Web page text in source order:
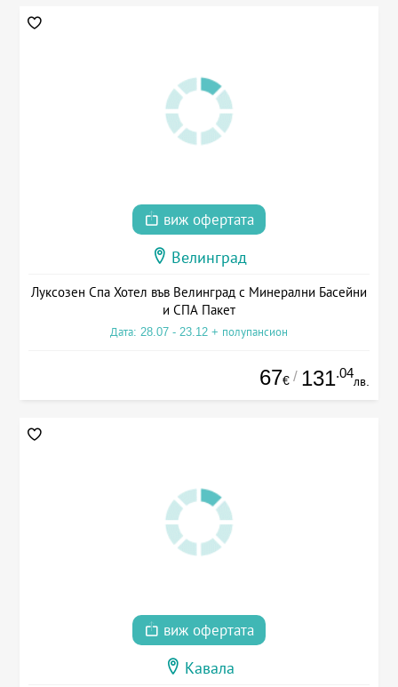
виж офертата
Велинград
Луксозен Спа Хотел във Велинград с Минерални Басейни
и СПА Пакет
Дата: 28.07 - 23.12 + полупансион
67€ / 131.04
лв.
виж офертата
Кавала